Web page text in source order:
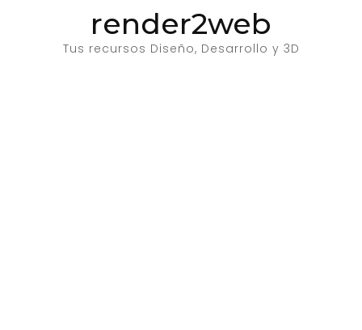
render2web
Tus recursos Diseño, Desarrollo y 3D